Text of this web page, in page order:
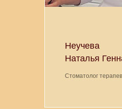
Неучева
Наталья
Стоматолог